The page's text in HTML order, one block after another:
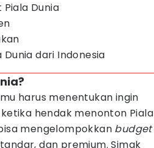
Dunia
dari Indonesia
harus menentukan ingin
hendak menonton Piala
mengelompokkan budget
dan premium. Simak